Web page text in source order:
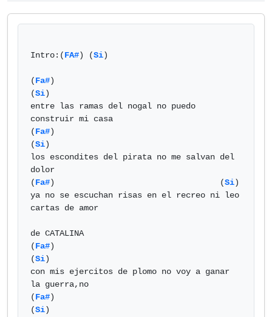
Intro:(FA#) (Si)
(Fa#)
(Si)
entre las ramas del nogal no puedo
construir mi casa
(Fa#)
(Si)
los escondites del pirata no me salvan del
dolor
(Fa#)                                  (Si)
ya no se escuchan risas en el recreo ni leo
cartas de amor
de CATALINA
(Fa#)
(Si)
con mis ejercitos de plomo no voy a ganar
la guerra,no
(Fa#)
(Si)